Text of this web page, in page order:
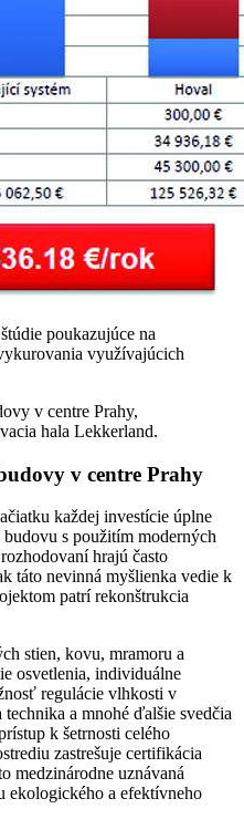
poukazujúce na
využívajúcich
v centre Prahy,
hala Lekkerland.
v centre Prahy
každej investície úplne
s použitím moderných
hrajú často
táto nevinná myšlienka vedie k
patrí rekonštrukcia
stien, kovu, mramoru a
osvetlenia, individuálne
regulácie vlhkosti v
a mnohé ďalšie svedčia
k šetrnosti celého
zastrešuje certifikácia
medzinárodne uznávaná
ekologického a efektívneho